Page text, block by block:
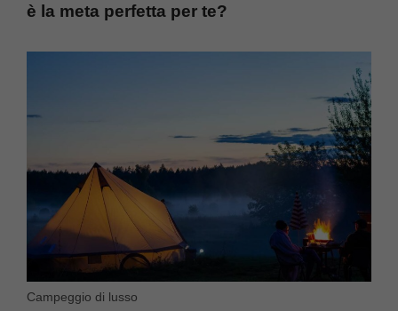
è la meta perfetta per te?
Campeggio di lusso